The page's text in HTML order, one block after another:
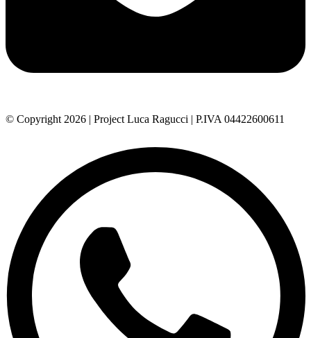
© Copyright 2026 | Project Luca Ragucci | P.IVA 04422600611